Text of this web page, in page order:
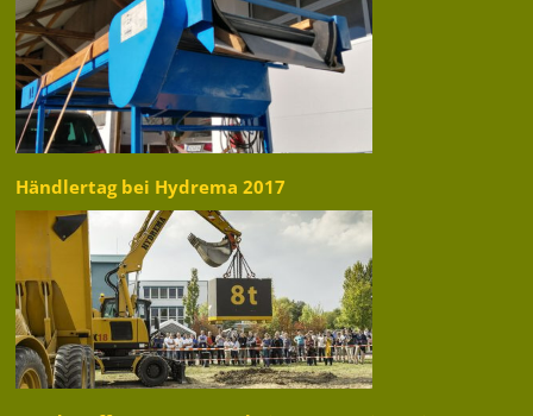
Händlertag bei Hydrema 2017